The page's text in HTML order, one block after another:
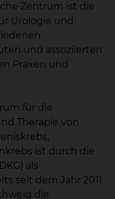
Zentrum ist die
Urologie und
und assoziierten
Praxen und
für die
Therapie von
ist durch die
als
seit dem Jahr 2011
die